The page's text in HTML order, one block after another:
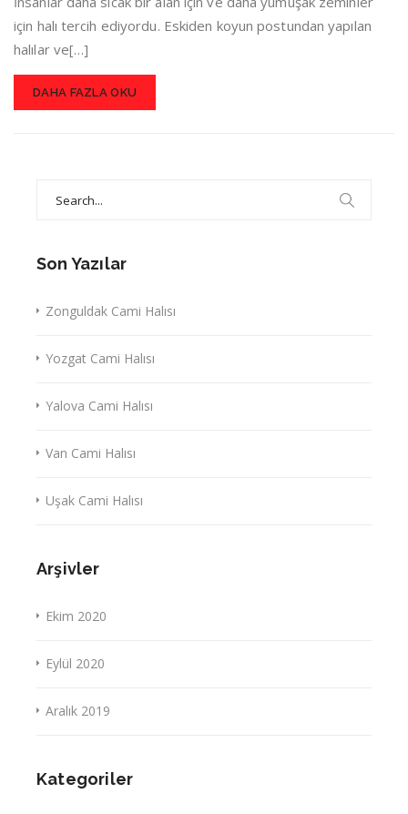
için halı tercih ediyordu. Eskiden koyun postundan yapılan
halılar ve[…]
DAHA FAZLA OKU
Son Yazılar
Zonguldak Cami Halısı
Yozgat Cami Halısı
Yalova Cami Halısı
Van Cami Halısı
Uşak Cami Halısı
Arşivler
Ekim 2020
Eylül 2020
Aralık 2019
Kategoriler